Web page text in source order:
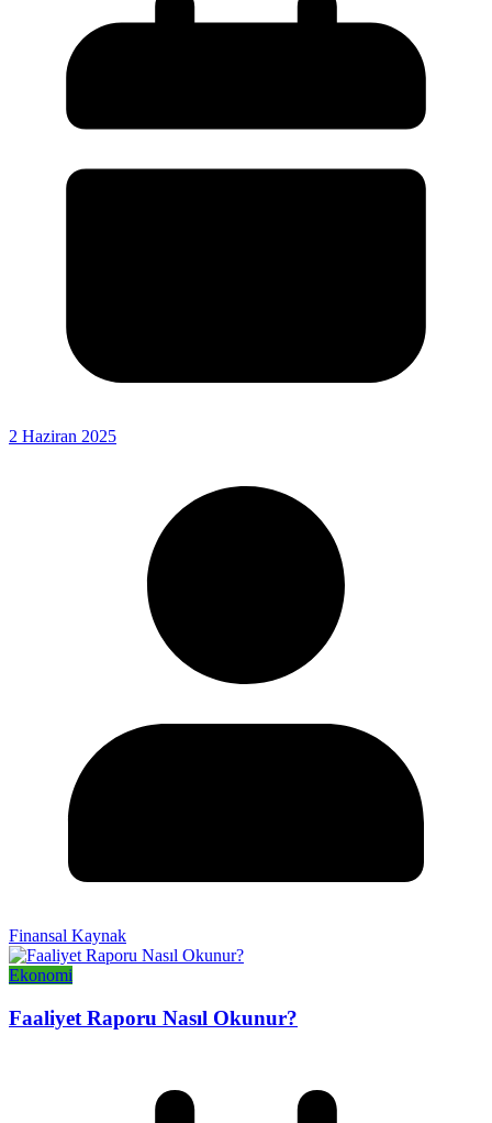
2 Haziran 2025
Finansal Kaynak
Ekonomi
Faaliyet Raporu Nasıl Okunur?